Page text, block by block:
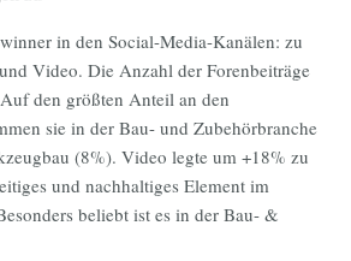
in den Social-Media-Kanälen: zu
Video. Die Anzahl der Forenbeiträge
den größten Anteil an den
sie in der Bau- und Zubehörbranche
(8%). Video legte um +18% zu
und nachhaltiges Element im
beliebt ist es in der Bau- &